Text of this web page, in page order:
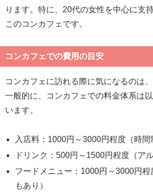
ります。特に、20代の女性を中心に支
このコンカフェです。
コンカフェでの費用の目安
コンカフェに訪れる際に気になるのは
一般的に、コンカフェでの料金体系は
います。
入店料：1000円～3000円程度（時間
ドリンク：500円～1500円程度（ア
フードメニュー：1000円～3000円
もあり）